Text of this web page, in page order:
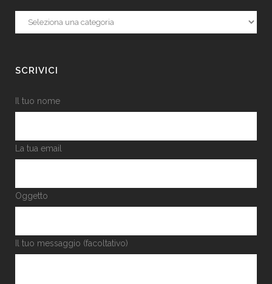
Categorie
SCRIVICI
Il tuo nome
La tua email
Oggetto
Il tuo messaggio (facoltativo)